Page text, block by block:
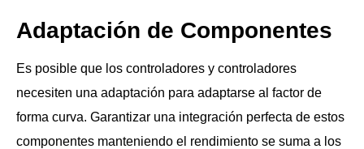
Adaptación de Componentes
Es posible que los controladores y controladores
necesiten una adaptación para adaptarse al factor de
forma curva. Garantizar una integración perfecta de estos
componentes manteniendo el rendimiento se suma a los